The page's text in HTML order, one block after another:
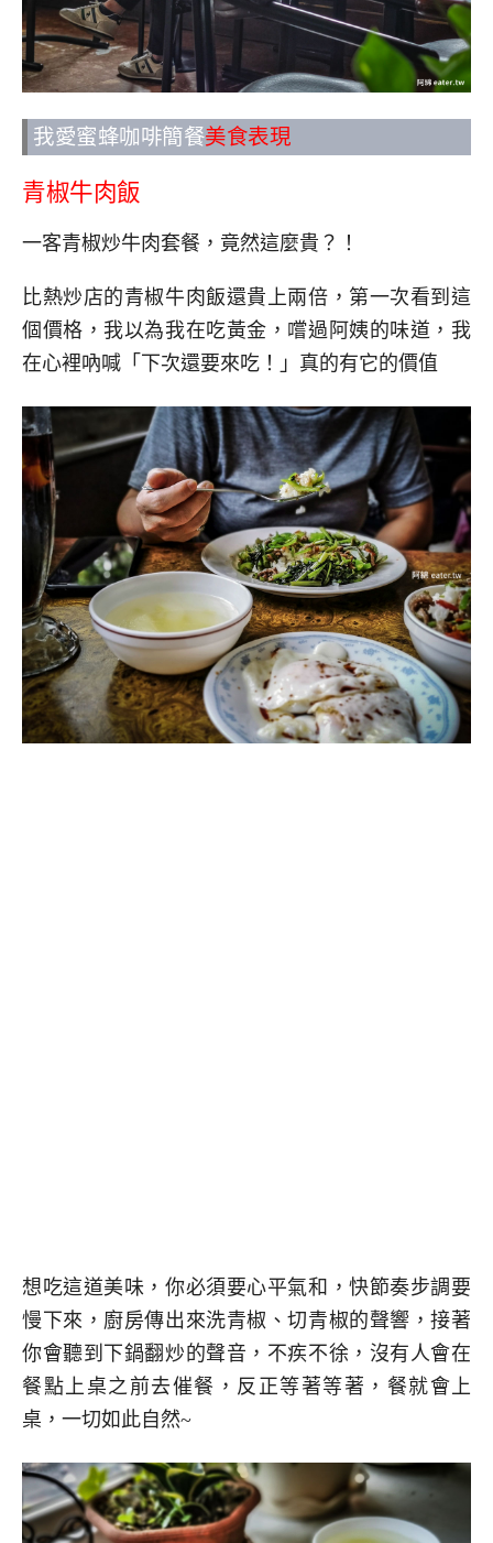
我愛蜜蜂咖啡簡餐美食表現
青椒牛肉飯
一客青椒炒牛肉套餐，竟然這麼貴？！
比熱炒店的青椒牛肉飯還貴上兩倍，第一次看到這
個價格，我以為我在吃黃金，嚐過阿姨的味道，我
在心裡吶喊「下次還要來吃！」真的有它的價值
想吃這道美味，你必須要心平氣和，快節奏步調要
慢下來，廚房傳出來洗青椒、切青椒的聲響，接著
你會聽到下鍋翻炒的聲音，不疾不徐，沒有人會在
餐點上桌之前去催餐，反正等著等著，餐就會上
桌，一切如此自然~